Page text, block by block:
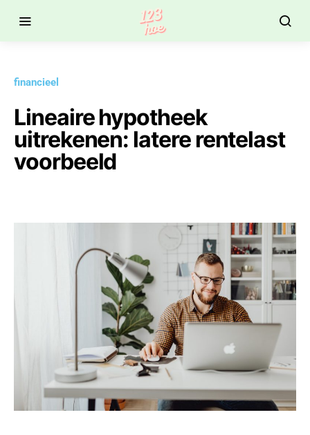
financieel
Lineaire hypotheek
uitrekenen: latere rentelast
voorbeeld